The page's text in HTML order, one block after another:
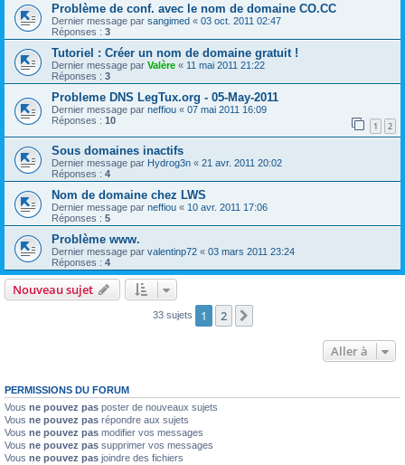
Problème de conf. avec le nom de domaine CO.CC
Dernier message par sangimed « 03 oct. 2011 02:47
Réponses : 3
Tutoriel : Créer un nom de domaine gratuit !
Dernier message par Valère « 11 mai 2011 21:22
Réponses : 3
Probleme DNS LegTux.org - 05-May-2011
Dernier message par neffiou « 07 mai 2011 16:09
Réponses : 10 1 2
Sous domaines inactifs
Dernier message par Hydrog3n « 21 avr. 2011 20:02
Réponses : 4
Nom de domaine chez LWS
Dernier message par neffiou « 10 avr. 2011 17:06
Réponses : 5
Problème www.
Dernier message par valentinp72 « 03 mars 2011 23:24
Réponses : 4
Nouveau sujet
33 sujets 1 2
Aller à
PERMISSIONS DU FORUM
Vous ne pouvez pas poster de nouveaux sujets
Vous ne pouvez pas répondre aux sujets
Vous ne pouvez pas modifier vos messages
Vous ne pouvez pas supprimer vos messages
Vous ne pouvez pas joindre des fichiers